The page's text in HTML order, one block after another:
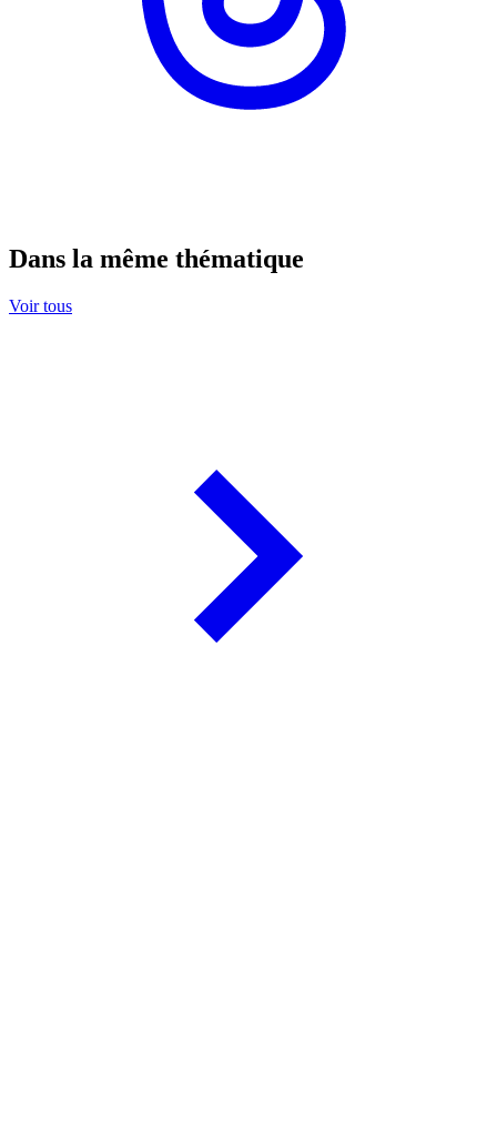
Dans la même thématique
Voir tous